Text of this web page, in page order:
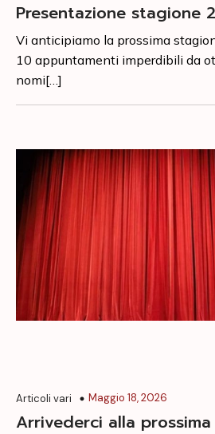
Presentazione stagione
Vi anticipiamo la prossima
10 appuntamenti imperdibili da
nomi[…]
Articoli vari Maggio 18, 2026
Arrivederci alla